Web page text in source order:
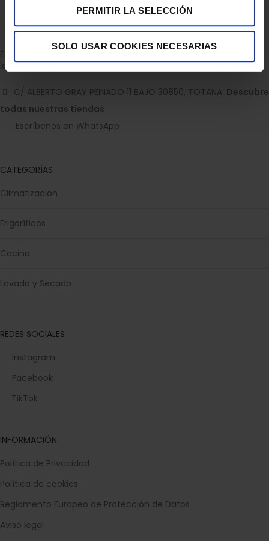
PERMITIR LA SELECCIÓN
SOLO USAR COOKIES NECESARIAS
159,00€
Empresa dedicada a la venta de accesorios para el hogar con
la experiencia de 36 años.
todas nuestras tiendas
CATEGORÍAS
Climatización
Frigoríficos
REDES SOCIALES
Facebook
TikTok
INFORMACIÓN
Política de Privacidad